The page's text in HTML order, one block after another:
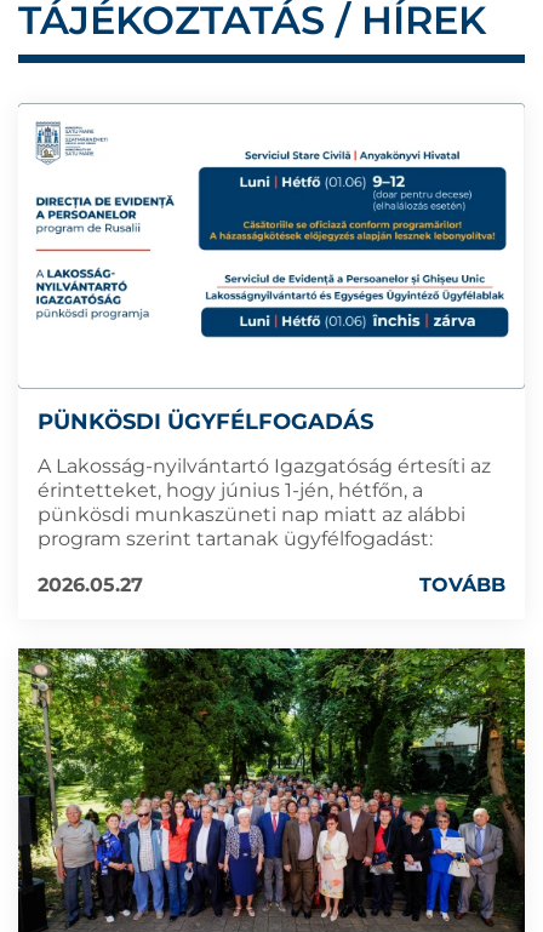
TÁJÉKOZTATÁS / HÍREK
PÜNKÖSDI ÜGYFÉLFOGADÁS
A Lakosság-nyilvántartó Igazgatóság értesíti az
érintetteket, hogy június 1-jén, hétfőn, a
pünkösdi munkaszüneti nap miatt az alábbi
program szerint tartanak ügyfélfogadást:
2026.05.27
TOVÁBB